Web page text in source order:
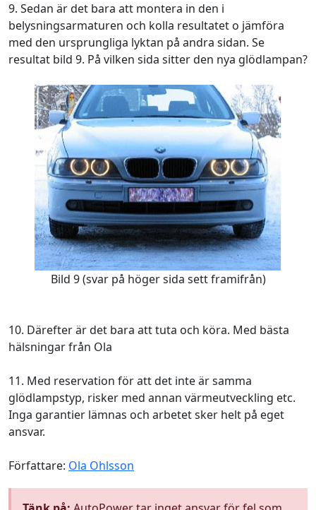
9. Sedan är det bara att montera in den i
belysningsarmaturen och kolla resultatet o jämföra
med den ursprungliga lyktan på andra sidan. Se
resultat bild 9. På vilken sida sitter den nya glödlampan?
Bild 9 (svar på höger sida sett framifrån)
10. Därefter är det bara att tuta och köra. Med bästa
hälsningar från Ola
11. Med reservation för att det inte är samma
glödlampstyp, risker med annan värmeutveckling etc.
Inga garantier lämnas och arbetet sker helt på eget
ansvar.
Författare: Ola Ohlsson